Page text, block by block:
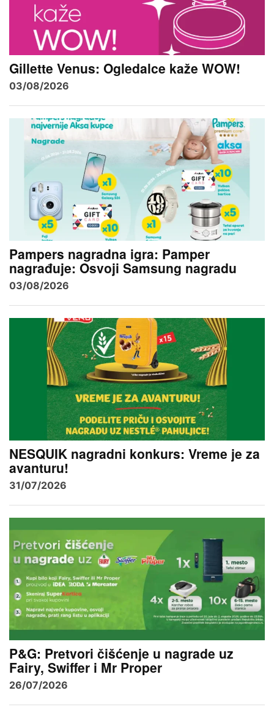
Gillette Venus: Ogledalce kaže WOW!
03/08/2026
Pampers nagradna igra: Pamper
nagrađuje: Osvoji Samsung nagradu
03/08/2026
NESQUIK nagradni konkurs: Vreme je za
avanturu!
31/07/2026
P&G: Pretvori čišćenje u nagrade uz
Fairy, Swiffer i Mr Proper
26/07/2026